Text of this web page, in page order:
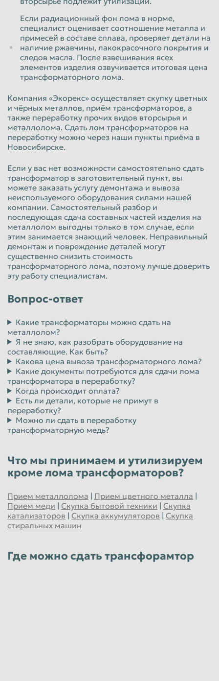
Если радиационный фон лома в норме,
специалист оценивает соотношение металла и
примесей в составе сплава, проверяет детали на
наличие ржавчины, лакокрасочного покрытия и
следов масла. После взвешивания всех
элементов изделия озвучивается итоговая цена
трансформаторного лома.
Компания «Экорекс» осуществляет скупку цветных
и чёрных металлов, приём трансформаторов, а
также переработку прочих видов вторсырья и
металлолома. Сдать лом трансформаторов на
переработку можно через наши пункты приёма в
Новосибирске.
Если у вас нет возможности самостоятельно сдать
трансформатор в заготовительный пункт, вы
можете заказать услугу демонтажа и вывоза
неиспользуемого оборудования силами нашей
компании. Самостоятельный разбор и
последующая сдача составных частей изделия на
металлолом выгодны только в том случае, если
этим занимается знающий человек. Неправильный
демонтаж и повреждение деталей могут
существенно снизить стоимость
трансформаторного лома, поэтому лучше доверить
эту работу специалистам.
Вопрос-ответ
Какие трансформаторы можно сдать на
металлолом?
Я не знаю, как разобрать оборудование на
составляющие. Как быть?
Какова цена вывоза трансформаторного лома?
Какие документы потребуются для сдачи лома
трансформатора в переработку?
Когда происходит оплата?
Есть ли детали, которые не примут в
переработку?
Можно ли сдать в переработку
трансформаторную медь?
Что мы принимаем и утилизируем
кроме лома трансформаторов?
Прием металлолома | Прием цветного металла |
Прием меди | Скупка бытовой техники | Скупка
катализаторов | Скупка аккумуляторов | Скупка
стиральных машин
Где можно сдать трансфорамтор